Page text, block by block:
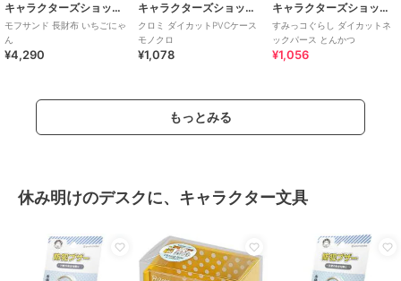
キャラクターズショップ ラフラフ
モフサンド 長財布 いちごにゃ
ん
¥4,290
キャラクターズショップ ラフラフ
クロミ ダイカットPVCケース
モノクロ
¥1,078
キャラクターズショップ ラフラフ
すみっコぐらし ダイカットネ
ックパース とんかつ
¥1,056
もっとみる
休み明けのデスクに、キャラクター文具